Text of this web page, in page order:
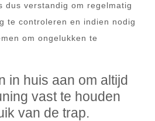
dus verstandig om regelmatig
te controleren en indien nodig
om ongelukken te
in huis aan om altijd
vast te houden
van de trap.